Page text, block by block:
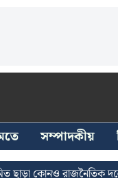
সম্পাদকীয়
রাজনৈতিক দলের দপ্তরে